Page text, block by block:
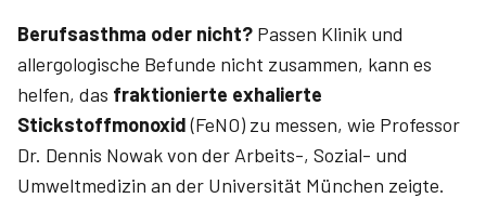
Berufsasthma oder nicht? Passen Klinik und
allergologische Befunde nicht zusammen, kann es
helfen, das fraktionierte exhalierte
Stickstoffmonoxid(FeNO) zu messen, wie Professor
Dr. Dennis Nowak von der Arbeits-, Sozial- und
Umweltmedizin an der Universität München zeigte.